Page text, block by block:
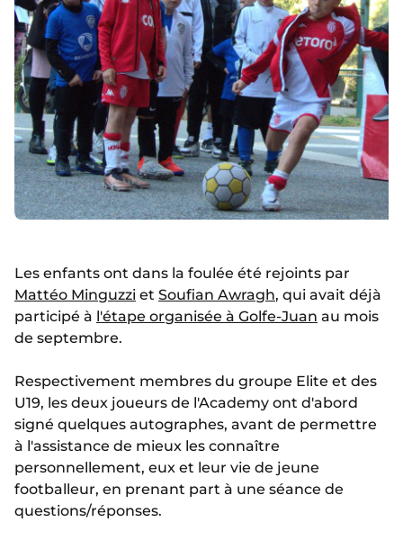
Les enfants ont dans la foulée été rejoints par
Mattéo Minguzzi et Soufian Awragh, qui avait déjà
participé à l'étape organisée à Golfe-Juan au mois
de septembre.
Respectivement membres du groupe Elite et des
U19, les deux joueurs de l'Academy ont d'abord
signé quelques autographes, avant de permettre
à l'assistance de mieux les connaître
personnellement, eux et leur vie de jeune
footballeur, en prenant part à une séance de
questions/réponses.